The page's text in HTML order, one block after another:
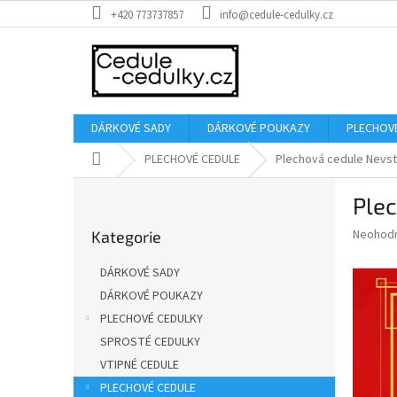
na
+420 773737857 info@cedule-cedulky.cz
DÁRKOVÉ SADY DÁRKOVÉ POUKAZY
Domů PLECHOVÉ CEDULE Plechová cedule
a
kategorie
Kategorie
DÁRKOVÉ SADY
DÁRKOVÉ POUKAZY
PLECHOVÉ CEDULKY
SPROSTÉ CEDULKY
VTIPNÉ CEDULE
PLECHOVÉ CEDULE